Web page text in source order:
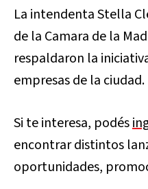
La intendenta Stella
de la Camara de la
respaldaron la
empresas de la ciudad.
Si te interesa, podés
encontrar distintos
oportunidades,